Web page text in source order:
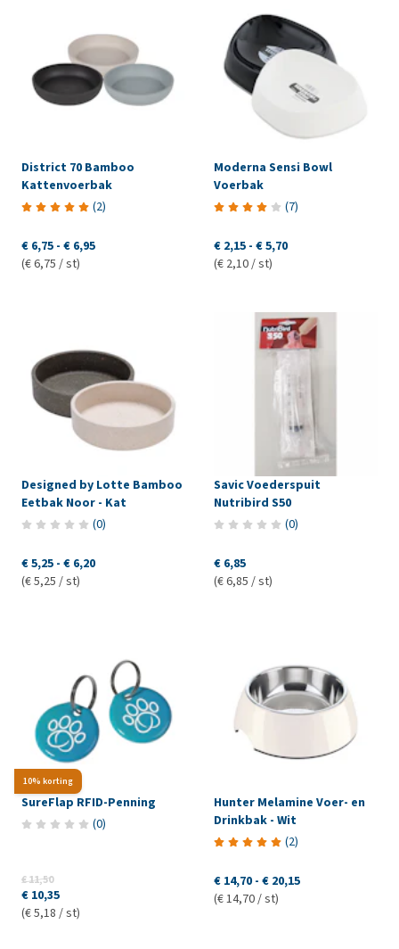
District 70 Bamboo
Kattenvoerbak
(2)
€ 6,75 - € 6,95
(€ 6,75 / st)
Moderna Sensi Bowl
Voerbak
(7)
€ 2,15 - € 5,70
(€ 2,10 / st)
Designed by Lotte Bamboo
Eetbak Noor - Kat
(0)
€ 5,25 - € 6,20
(€ 5,25 / st)
Savic Voederspuit
Nutribird S50
(0)
€ 6,85
(€ 6,85 / st)
10% korting
SureFlap RFID-Penning
(0)
€ 11,50
€ 10,35
(€ 5,18 / st)
Hunter Melamine Voer- en
Drinkbak - Wit
(2)
€ 14,70 - € 20,15
(€ 14,70 / st)